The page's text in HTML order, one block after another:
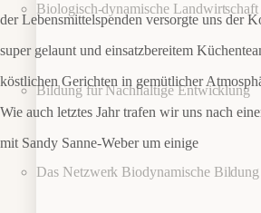
Biologisch-dynamische Landwirtschaft
Bildung für Nachhaltige Entwicklung
Das Netzwerk Biodynamische
der Lebensmittelspenden versorgte uns der
super gelaunt und einsatzbereitem
köstlichen Gerichten in gemütlicher
Wie auch letztes Jahr trafen wir uns nach
mit Sandy Sanne-Weber um einige